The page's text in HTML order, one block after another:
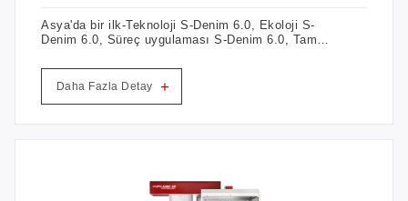
Asya'da bir ilk-Teknoloji S-Denim 6.0, Ekoloji S-
Denim 6.0, Süreç uygulaması S-Denim 6.0, Tam
Denim Zanaatını Yeniden Tanımlamak.
Daha Fazla Detay +